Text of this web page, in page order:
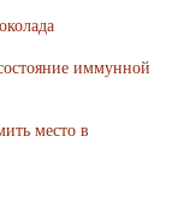
иммунной
место в